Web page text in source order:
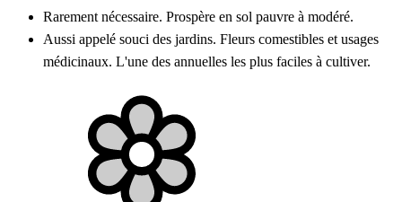
Rarement nécessaire. Prospère en sol pauvre à modéré.
Aussi appelé souci des jardins. Fleurs comestibles et usages
médicinaux. L'une des annuelles les plus faciles à cultiver.